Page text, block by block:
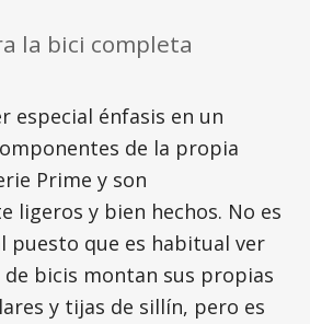
la bici completa
especial énfasis en un
de la propia
Prime y son
ligeros y bien hechos. No es
puesto que es habitual ver
de bicis montan sus propias
y tijas de sillín, pero es